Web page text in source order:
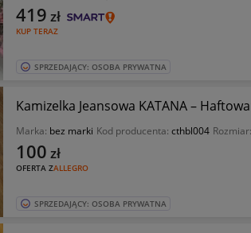
KUP TERAZ
419 zł
SPRZEDAJĄCY: OSOBA PRYWATNA
Kamizelka Jeansowa KATANA –
Marka: bez marki Kod producenta: cthbl004 Rozmiar:
OFERTA ZALLEGRO
100 zł
SPRZEDAJĄCY: OSOBA PRYWATNA